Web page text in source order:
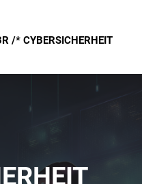
/* CYBERSICHERHEIT